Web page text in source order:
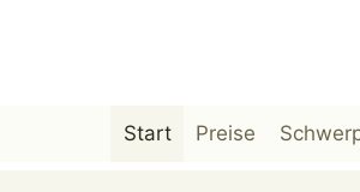
Start Preise